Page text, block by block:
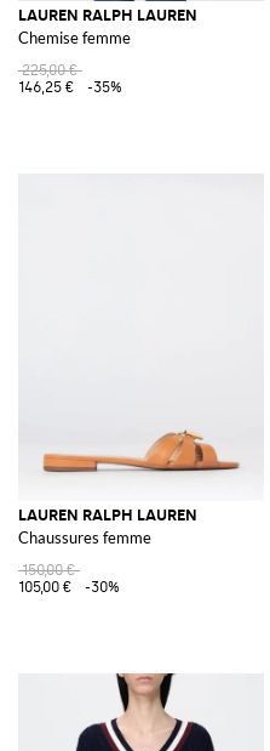
LAUREN RALPH LAUREN
Chemise femme
225,00 €
146,25 €
-35%
LAUREN RALPH LAUREN
Chaussures femme
150,00 €
105,00 €
-30%